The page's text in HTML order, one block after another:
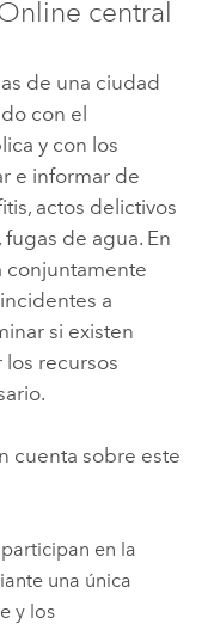
central
de una ciudad
con el
y con los
e informar de
actos delictivos
de agua. En
conjuntamente
a
si existen
los recursos
cuenta sobre este
en la
una única
y los